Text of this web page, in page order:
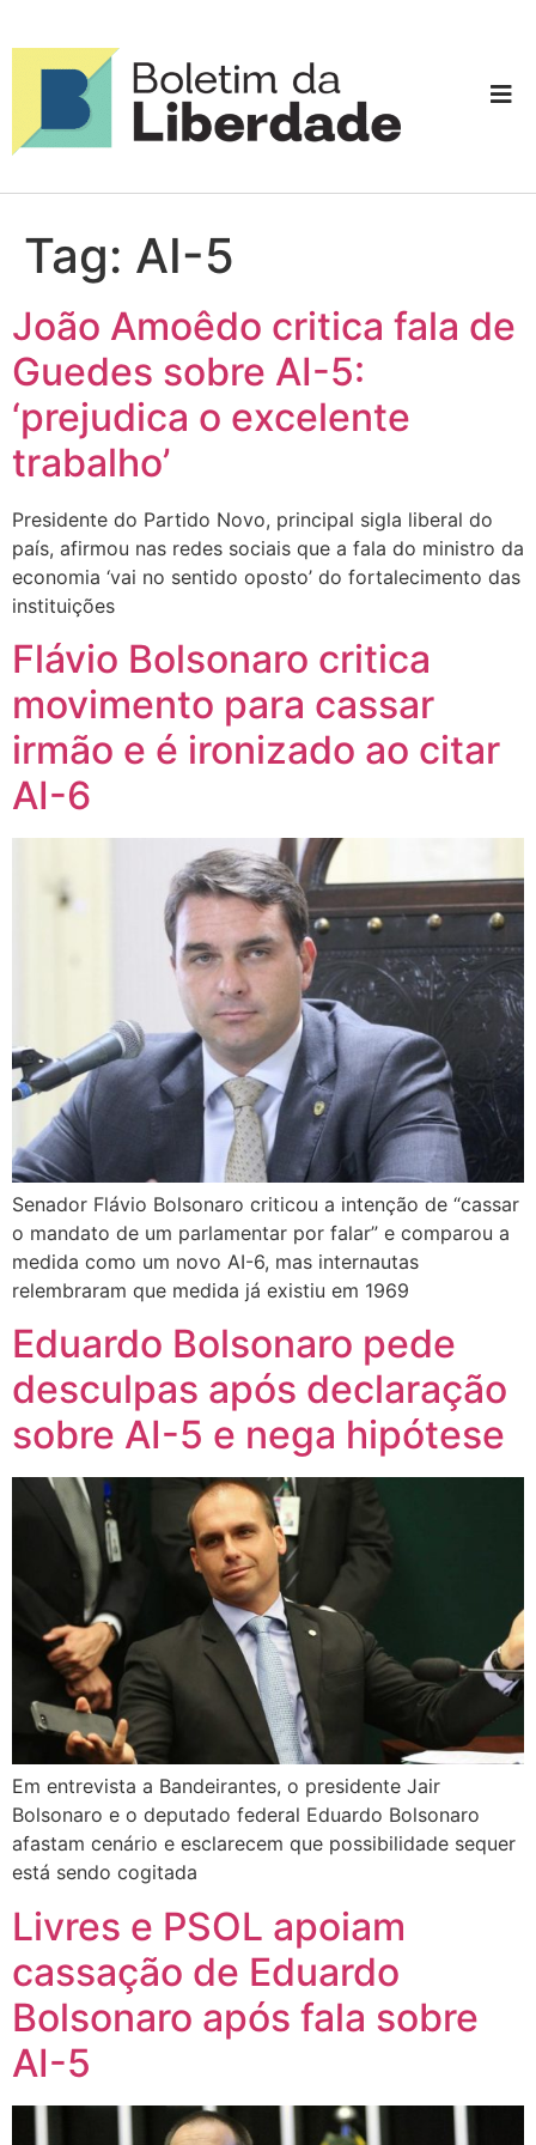
Tag: AI-5
João Amoêdo critica fala de
Guedes sobre AI-5:
‘prejudica o excelente
trabalho’
Presidente do Partido Novo, principal sigla liberal do
país, afirmou nas redes sociais que a fala do ministro da
economia ‘vai no sentido oposto’ do fortalecimento das
instituições
Flávio Bolsonaro critica
movimento para cassar
irmão e é ironizado ao citar
AI-6
Senador Flávio Bolsonaro criticou a intenção de “cassar
o mandato de um parlamentar por falar” e comparou a
medida como um novo AI-6, mas internautas
relembraram que medida já existiu em 1969
Eduardo Bolsonaro pede
desculpas após declaração
sobre AI-5 e nega hipótese
Em entrevista a Bandeirantes, o presidente Jair
Bolsonaro e o deputado federal Eduardo Bolsonaro
afastam cenário e esclarecem que possibilidade sequer
está sendo cogitada
Livres e PSOL apoiam
cassação de Eduardo
Bolsonaro após fala sobre
AI-5